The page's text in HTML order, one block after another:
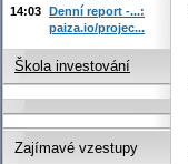
14:03 Denní report -...:
paiza.io/projec...
Škola investování
Zajímavé vzestupy